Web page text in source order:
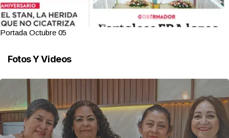
Portada Octubre 05
Fotos Y Videos